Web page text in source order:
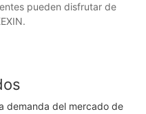
pueden disfrutar de
demanda del mercado de